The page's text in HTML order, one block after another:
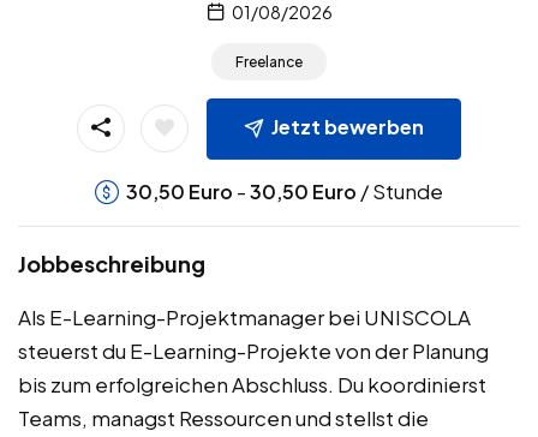
01/08/2026
Freelance
Jetzt bewerben
30,50 Euro -30,50 Euro / Stunde
Jobbeschreibung
Als E-Learning-Projektmanager bei UNISCOLA
steuerst du E-Learning-Projekte von der Planung
bis zum erfolgreichen Abschluss. Du koordinierst
Teams, managst Ressourcen und stellst die